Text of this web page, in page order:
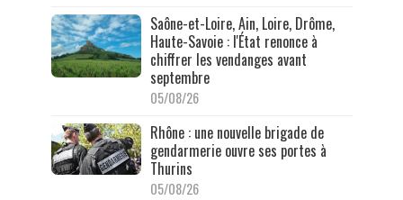
Saône-et-Loire, Ain, Loire, Drôme,
Haute-Savoie : l'État renonce à
chiffrer les vendanges avant
septembre
05/08/26
Rhône : une nouvelle brigade de
gendarmerie ouvre ses portes à
Thurins
05/08/26